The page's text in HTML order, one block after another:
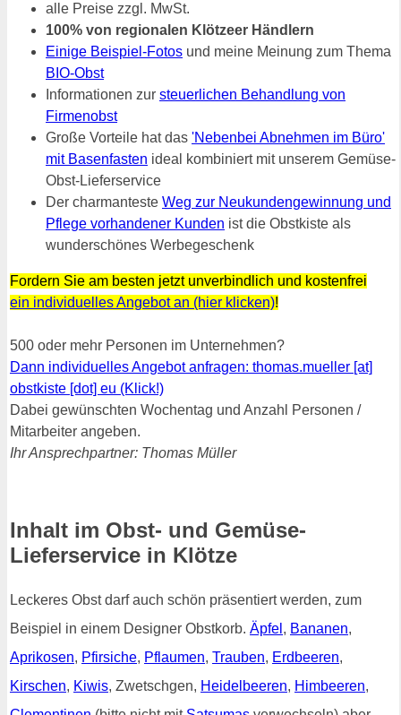
alle Preise zzgl. MwSt.
100% von regionalen Klötzeer Händlern
Einige Beispiel-Fotos und meine Meinung zum Thema
BIO-Obst
Informationen zur steuerlichen Behandlung von
Firmenobst
Große Vorteile hat das 'Nebenbei Abnehmen im Büro'
mit Basenfasten ideal kombiniert mit unserem Gemüse-
Obst-Lieferservice
Der charmanteste Weg zur Neukundengewinnung und
Pflege vorhandener Kunden ist die Obstkiste als
wunderschönes Werbegeschenk
Fordern Sie am besten jetzt unverbindlich und kostenfrei
ein individuelles Angebot an (hier klicken)!
500 oder mehr Personen im Unternehmen?
Dann individuelles Angebot anfragen: thomas.mueller [at]
obstkiste [dot] eu (Klick!)
Dabei gewünschten Wochentag und Anzahl Personen /
Mitarbeiter angeben.
Ihr Ansprechpartner: Thomas Müller
Inhalt im Obst- und Gemüse-
Lieferservice in Klötze
Leckeres Obst darf auch schön präsentiert werden, zum
Beispiel in einem Designer Obstkorb. Äpfel , Bananen,
Aprikosen, Pfirsiche, Pflaumen, Trauben, Erdbeeren,
Kirschen, Kiwis, Zwetschgen, Heidelbeeren, Himbeeren,